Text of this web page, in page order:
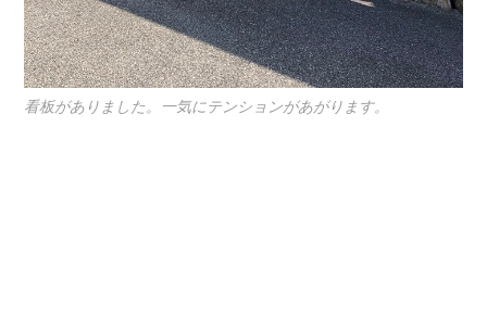
看板がありました。一気にテンションがあがります。